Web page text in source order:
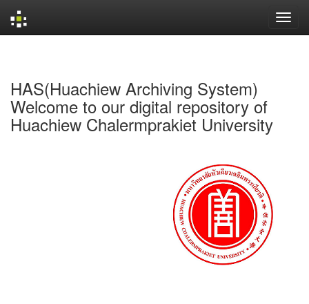
HAS(Huachiew Archiving System)
Welcome to our digital repository of
Huachiew Chalermprakiet University